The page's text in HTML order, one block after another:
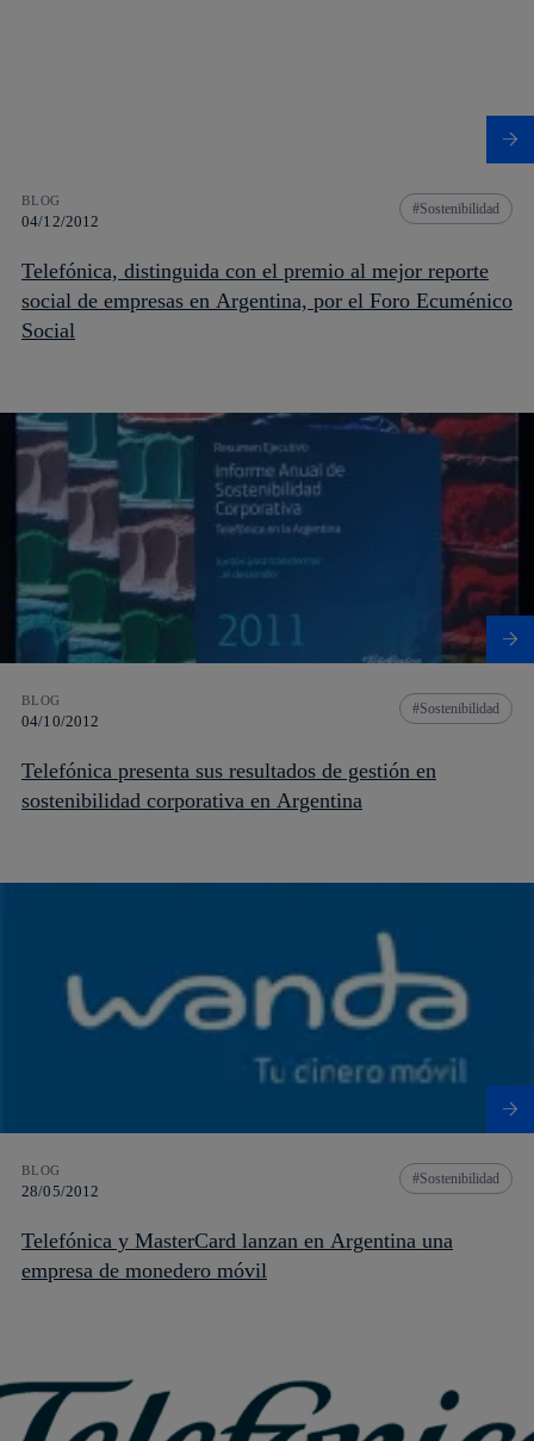
BLOG
04/12/2012
Sostenibilidad
Telefónica, distinguida con el premio al mejor reporte
social de empresas en Argentina, por el Foro Ecuménico
Social
BLOG
04/10/2012
Sostenibilidad
Telefónica presenta sus resultados de gestión en
sostenibilidad corporativa en Argentina
BLOG
28/05/2012
Sostenibilidad
Telefónica y MasterCard lanzan en Argentina una
empresa de monedero móvil